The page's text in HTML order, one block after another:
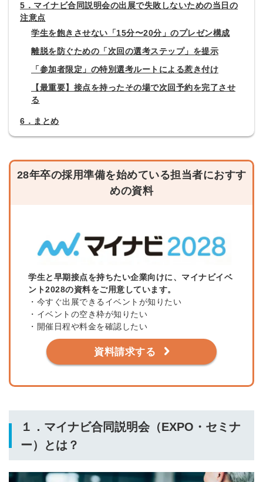
5．マイナビ合同説明会の出展で失敗しないための当日の
注意点
学生を飽きさせない「15分〜20分」のプレゼン構成
離脱を防ぐための「次回の選考ステップ」を提示
「参加者限定」の特別選考ルートによる惹き付け
【最重要】接点を持ったその場で次回予約を完了させ
る
6．まとめ
28年卒の採用準備を始めている担当者におすす
めの資料
学生と早期接点を持ちたい企業向けに、マイナビイベ
ント2028の資料をご用意しています。
・今すぐ出展できるイベントが知りたい
・イベントの空き枠が知りたい
・開催日程や料金を確認したい
資料請求する
１．マイナビ合同説明会（EXPO・セミナ
ー）とは？